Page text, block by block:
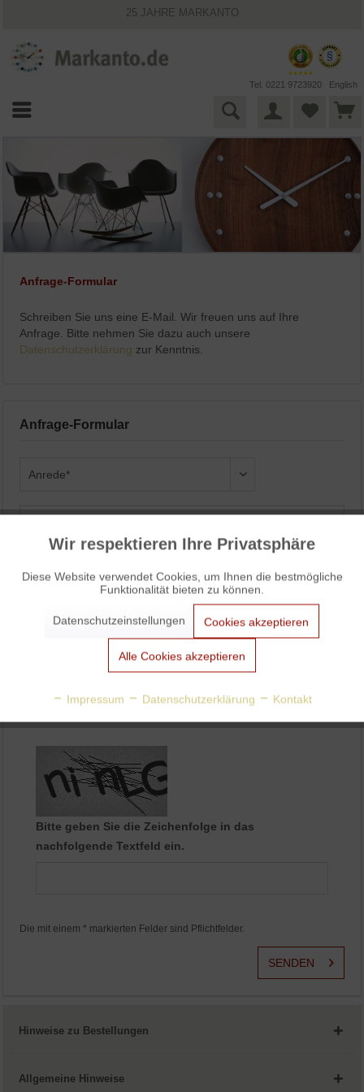
25 JAHRE MARKANTO
VIELFÄLTIGE ZAHLUNGSMÖGLICHKEITEN
Tel. 0221 9723920 English
Anfrage-Formular
Schreiben Sie uns eine E-Mail. Wir freuen uns auf Ihre
Anfrage. Bitte nehmen Sie dazu auch unsere
Datenschutzerklärung zur Kenntnis.
Anfrage-Formular
Bitte geben Sie die Zeichenfolge in das
nachfolgende Textfeld ein.
Die mit einem * markierten Felder sind Pflichtfelder.
SENDEN
Hinweise zu Bestellungen
Allgemeine Hinweise
Funktionale Aktiv
Aktiv
Aktiv
Personalisierung
Wir respektieren Ihre Privatsphäre
Diese Website verwendet Cookies, um Ihnen die bestmögliche
Funktionalität bieten zu können.
Datenschutzeinstellungen Cookies akzeptieren
Alle Cookies akzeptieren
Impressum Datenschutzerklärung Kontakt